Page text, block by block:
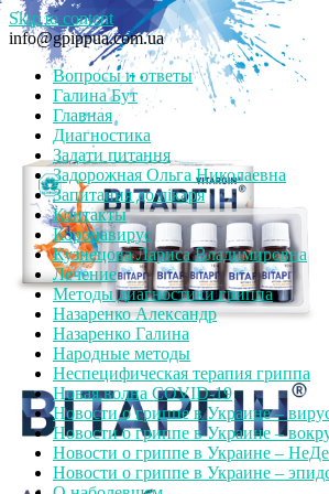
Skip to content
info@gpippua.com.ua
Вопросы и ответы
Галина Бут
Главная
Диагностика
Задати питання
Задорожная Ольга Николаевна
Запитання до лікаря
Контакты
Коронавирус
Кузнецова Лариса Владимировна
Лечение
Методы диагностики гриппа
Назаренко Александр
Назаренко Галина
Народные методы
Неспецифическая терапия гриппа
Новая волна COVID-19
Новости о гриппе в Украине –
Новости о гриппе в Украине –
Новости о гриппе в Украине –
Новости о гриппе в Украине –